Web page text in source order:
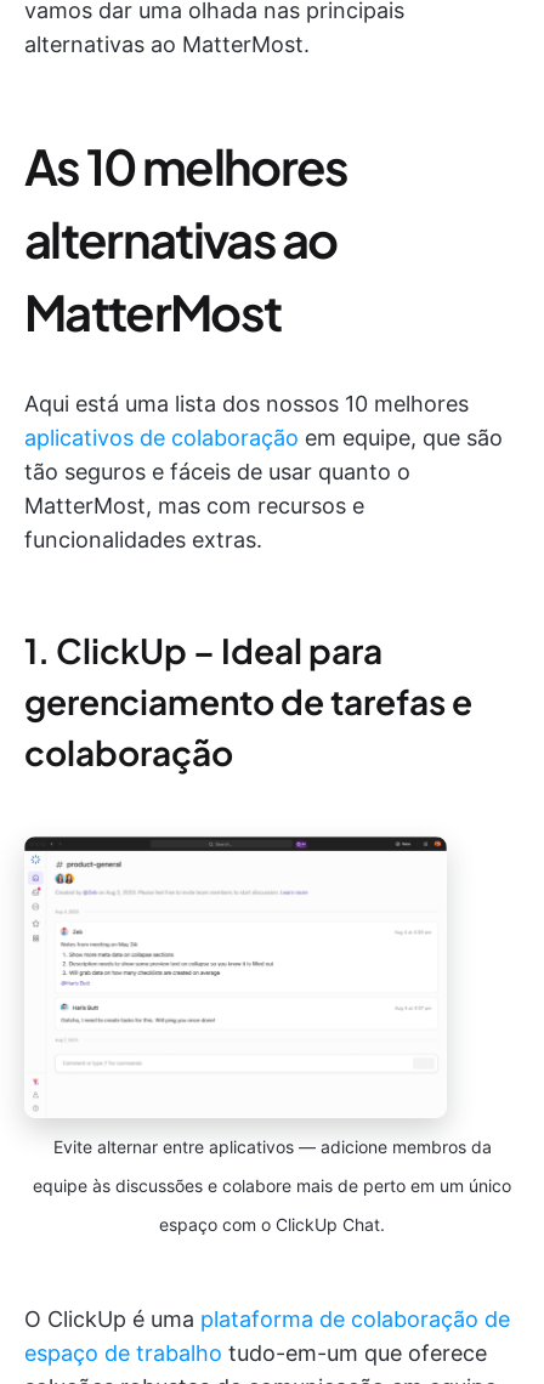
vamos dar uma olhada nas principais
alternativas ao MatterMost.
As 10 melhores
alternativas ao
MatterMost
Aqui está uma lista dos nossos 10 melhores
aplicativos de colaboração em equipe, que são
tão seguros e fáceis de usar quanto o
MatterMost, mas com recursos e
funcionalidades extras.
1. ClickUp – Ideal para
gerenciamento de tarefas e
colaboração
Evite alternar entre aplicativos — adicione membros da
equipe às discussões e colabore mais de perto em um único
espaço com o ClickUp Chat.
O ClickUp é uma plataforma de colaboração de
espaço de trabalho tudo-em-um que oferece